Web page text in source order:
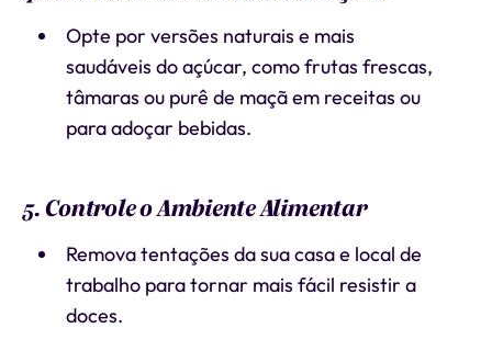
Opte por versões naturais e mais
saudáveis do açúcar, como frutas frescas,
tâmaras ou purê de maçã em receitas ou
para adoçar bebidas.
5. Controle o Ambiente Alimentar
Remova tentações da sua casa e local de
trabalho para tornar mais fácil resistir a
doces.